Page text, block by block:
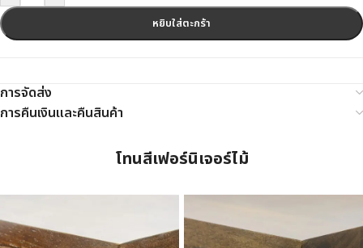
หยิบใส่ตะกร้า
การจัดส่ง
การคืนเงินและคืนสินค้า
โทนสีเฟอร์นิเจอร์ไม้